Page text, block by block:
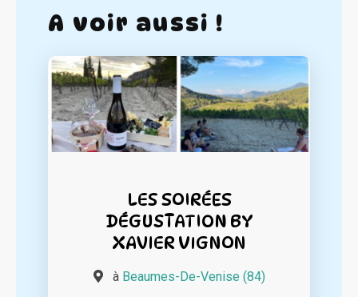
A voir aussi !
LES SOIRÉES
DÉGUSTATION BY
XAVIER VIGNON
à Beaumes-De-Venise (84)